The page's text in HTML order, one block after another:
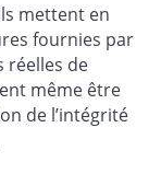
mettent en
fournies par
réelles de
même être
de l’intégrité